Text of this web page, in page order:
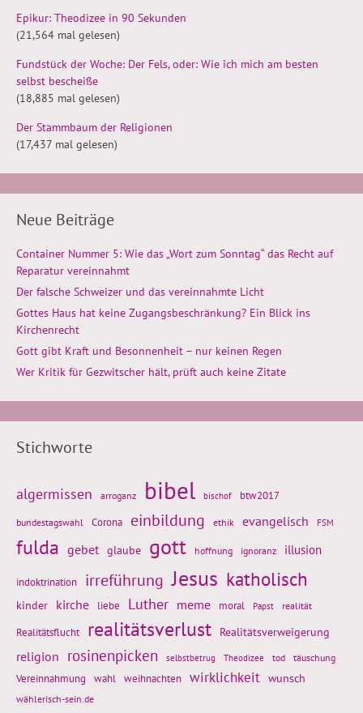
Epikur: Theodizee in 90 Sekunden
(21,564 mal gelesen)
Fundstück der Woche: Der Fels, oder: Wie ich mich am besten
selbst bescheiße
(18,885 mal gelesen)
Der Stammbaum der Religionen
(17,437 mal gelesen)
Neue Beiträge
Container Nummer 5: Wie das „Wort zum Sonntag“ das Recht auf
Reparatur vereinnahmt
Der falsche Schweizer und das vereinnahmte Licht
Gottes Haus hat keine Zugangsbeschränkung? Ein Blick ins
Kirchenrecht
Gott gibt Kraft und Besonnenheit – nur keinen Regen
Wer Kritik für Gezwitscher hält, prüft auch keine Zitate
Stichworte
algermissen arroganz bibel bischof btw2017
bundestagswahl Corona einbildung ethik evangelisch FSM
fulda gebet glaube gott hoffnung ignoranz illusion
indoktrination irreführung Jesus katholisch
kinder kirche liebe Luther meme moral Papst realität
Realitätsflucht realitätsverlust Realitätsverweigerung
religion rosinenpicken selbstbetrug Theodizee tod täuschung
Vereinnahmung wahl weihnachten wirklichkeit wunsch
wählerisch-sein.de